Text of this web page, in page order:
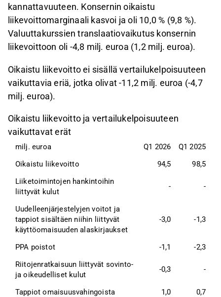
kannattavuuteen. Konsernin oikaistu
liikevoittomarginaali kasvoi ja oli 10,0 % (9,8 %).
Valuuttakurssien translaatiovaikutus konsernin
liikevoittoon oli -4,8 milj. euroa (1,2 milj. euroa).
Oikaistu liikevoitto ei sisällä vertailukelpoisuuteen
vaikuttavia eriä, jotka olivat -11,2 milj. euroa (-4,7
milj. euroa).
Oikaistu liikevoitto ja vertailukelpoisuuteen
vaikuttavat erät
milj. euroa Q1 2026
Q1 2025
Oikaistu liikevoitto
94,5
98,5
Liiketoimintojen hankintoihin
liittyvät kulut
- -
Uudelleenjärjestelyjen voitot ja
tappiot sisältäen niihin liittyvät
käyttöomaisuuden alaskirjaukset
-3,0 -1,3
PPA poistot -1,1
-2,3
Riitojenratkaisuun liittyvät sovinto-
ja oikeudelliset kulut
-0,3 -
Tappiot omaisuusvahingoista 1,0
0,7